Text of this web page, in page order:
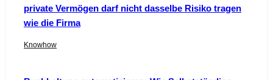
private Vermögen darf nicht dasselbe Risiko tragen
wie die Firma
Knowhow